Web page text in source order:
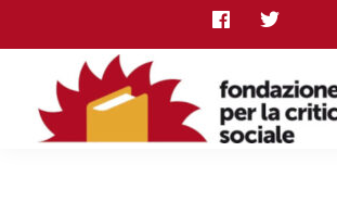
to
content
to
primary
sidebar
to